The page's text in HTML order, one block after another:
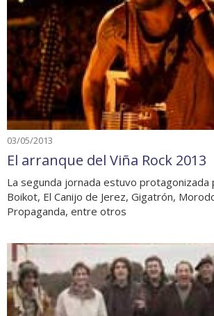
03/05/2013
El arranque del Viña Rock 2013
La segunda jornada estuvo protagonizada
Boikot, El Canijo de Jerez, Gigatrón,
Propaganda, entre otros